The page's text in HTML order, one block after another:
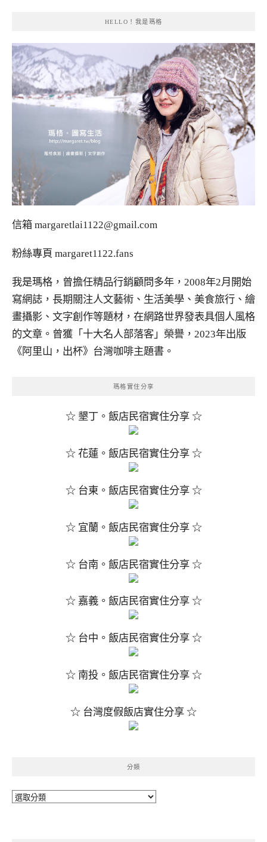
HELLO！我是瑪格
信箱 margaretlai1122@gmail.com
粉絲專頁 margaret1122.fans
我是瑪格，曾擔任精品行銷顧問多年，2008年2月開始
寫網誌，長期關注人文藝術、生活美學、美食旅行、繪
畫攝影、文字創作等題材，在網路世界發表具個人風格
的文章。曾獲「十大名人部落客」榮譽，2023年出版
《阿里山，出杯》台灣咖啡主題書。
瑪格實住分享
☆ 墾丁。飯店民宿實住分享 ☆
☆ 花蓮。飯店民宿實住分享 ☆
☆ 台東。飯店民宿實住分享 ☆
☆ 宜蘭。飯店民宿實住分享 ☆
☆ 台南。飯店民宿實住分享 ☆
☆ 嘉義。飯店民宿實住分享 ☆
☆ 台中。飯店民宿實住分享 ☆
☆ 南投。飯店民宿實住分享 ☆
☆ 台灣度假飯店實住分享 ☆
分類
分